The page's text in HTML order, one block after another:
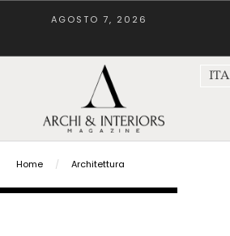
AGOSTO 7, 2026
ITA
Home / Architettura